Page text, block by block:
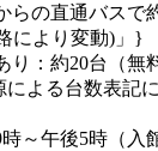
らの直通バスで
により変動)」}
り：約20台（無
による台数表記
～午後5時（入